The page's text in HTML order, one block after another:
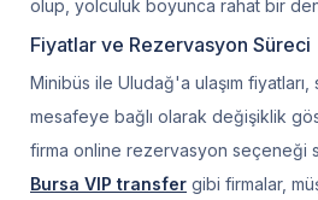
olup, yolculuk boyunca rahat bir
Fiyatlar ve Rezervasyon Süreci
Minibüs ile Uludağ'a ulaşım
mesafeye bağlı olarak değişiklik
firma online rezervasyon seçeneği
Bursa VIP transfer gibi firmalar,